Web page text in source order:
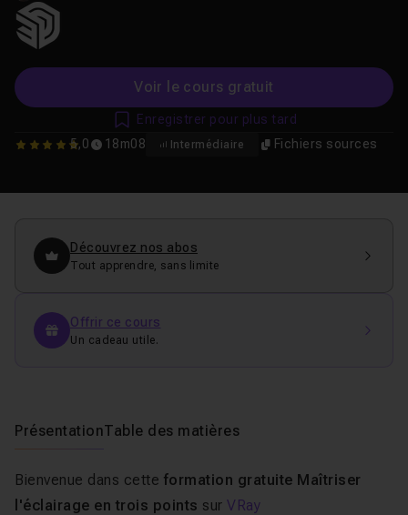
Voir le cours gratuit
5 5,0 18m08 Intermédiaire Fichiers sources
Enregistrer pour plus tard
Découvrez nos abos
Tout apprendre, sans limite
Offrir ce cours
Un cadeau utile.
PrésentationTable des matières
Bienvenue dans cette formation gratuite Maîtriser
l'éclairage en trois points sur VRay